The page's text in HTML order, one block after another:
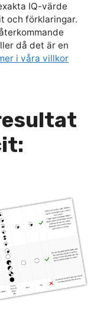
IQ-värde
och förklaringar.
då det är en
i våra villkor